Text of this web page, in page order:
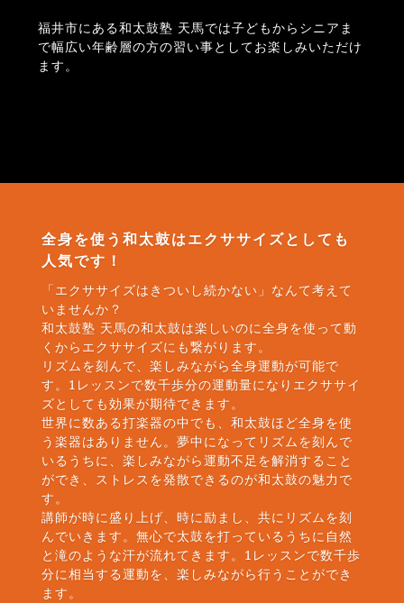
福井市にある和太鼓塾 天馬では子どもからシニアま
で幅広い年齢層の方の習い事としてお楽しみいただけ
ます。
全身を使う和太鼓はエクササイズとしても
人気です！
「エクササイズはきついし続かない」なんて考えて
いませんか？
和太鼓塾 天馬の和太鼓は楽しいのに全身を使って動
くからエクササイズにも繋がります。
リズムを刻んで、楽しみながら全身運動が可能で
す。1レッスンで数千歩分の運動量になりエクササイ
ズとしても効果が期待できます。
世界に数ある打楽器の中でも、和太鼓ほど全身を使
う楽器はありません。夢中になってリズムを刻んで
いるうちに、楽しみながら運動不足を解消すること
ができ、ストレスを発散できるのが和太鼓の魅力で
す。
講師が時に盛り上げ、時に励まし、共にリズムを刻
んでいきます。無心で太鼓を打っているうちに自然
と滝のような汗が流れてきます。1レッスンで数千歩
分に相当する運動を、楽しみながら行うことができ
ます。